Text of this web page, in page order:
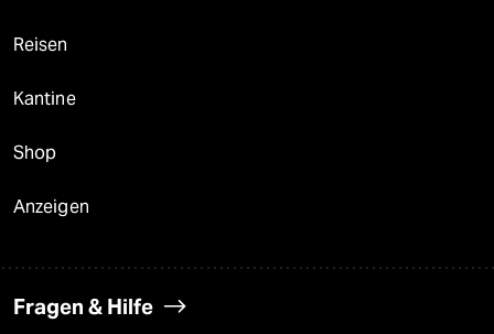
Reisen
Kantine
Shop
Anzeigen
Fragen & Hilfe